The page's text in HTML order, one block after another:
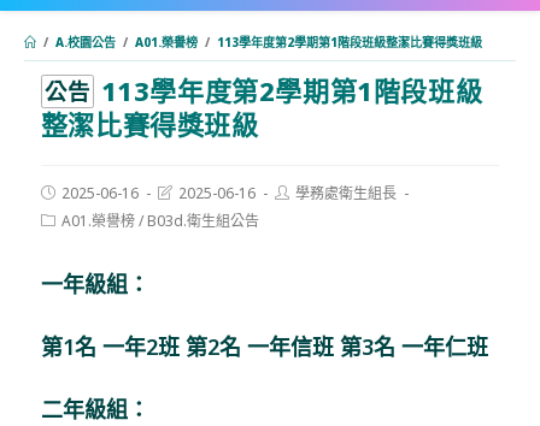
/ A.校園公告 / A01.榮譽榜 / 113學年度第2學期第1階段班級整潔比賽得獎班級
公告 113學年度第2學期第1階段班級
整潔比賽得獎班級
Post
published:
2025-06-16
Post
last
modified:
2025-06-16
Post學務處衛生組長
PostA01.榮譽榜/ B03d.衛生組公告
一年級組：
第1名 一年2班 第2名 一年信班 第3名 一年仁班
二年級組：